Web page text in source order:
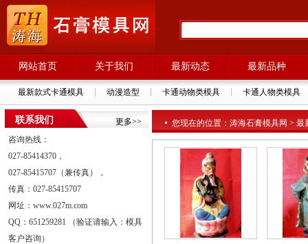
网站首页 关于我们 最新动态 最新品种
最新款式卡通模具 动漫造型 卡通动物类模具 卡通人物类模具
更多>>
联系我们
咨询热线：
027-85414370，
027-85415707（兼传真），
传真：027-85415707
网址：www.027m.com
QQ：651259281 （验证请输入：模具
客户咨询）
您现在的位置：涛海石膏模具网 >